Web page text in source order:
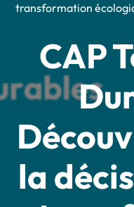
transformation
CAP
la